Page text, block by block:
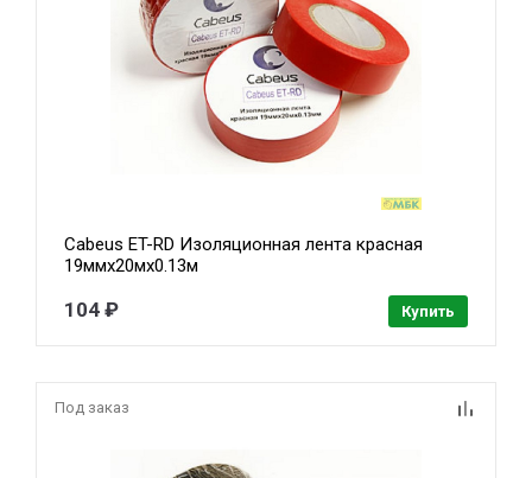
Cabeus ET-RD Изоляционная лента красная
19ммх20мх0.13м
104 ₽ Купить
Под заказ